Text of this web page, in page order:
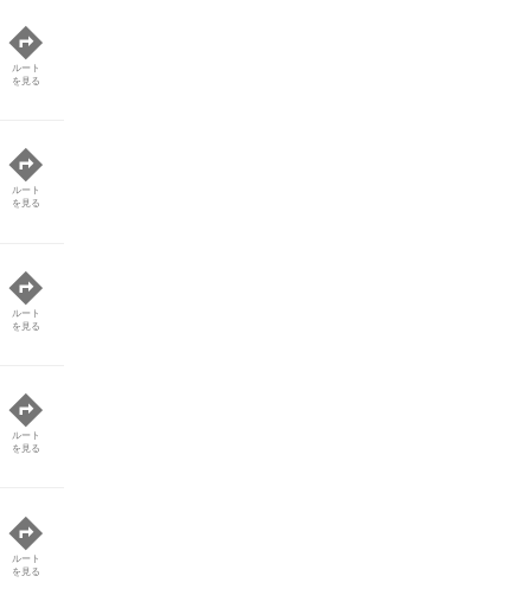
ルート
を見る
ルート
を見る
ルート
を見る
ルート
を見る
ルート
を見る